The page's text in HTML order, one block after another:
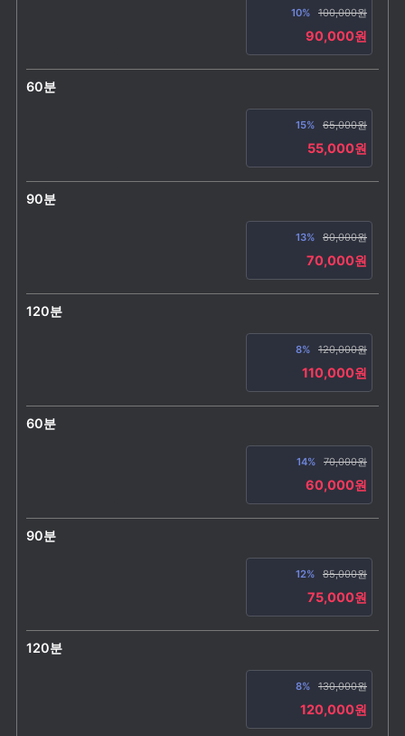
10% 100,000원
90,000원
60분
15% 65,000원
55,000원
90분
13% 80,000원
70,000원
120분
8% 120,000원
110,000원
60분
14% 70,000원
60,000원
90분
12% 85,000원
75,000원
120분
8% 130,000원
120,000원